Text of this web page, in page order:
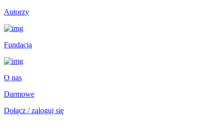
Autorzy
Fundacja
O nas
Darmowe
Dołącz / zaloguj się